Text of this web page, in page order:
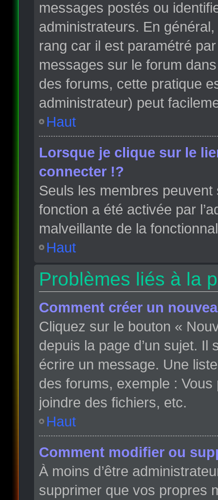
messages postés ou
administrateurs. En
rang car il est paramétré
messages sur le forum
des forums, cette pratique
administrateur) peut
Haut
Lorsque je clique sur le
connecter !?
Seuls les membres
fonction a été activée par
malveillante de la
Haut
Problèmes liés à la
Comment créer un
Cliquez sur le bouton «
depuis la page d’un sujet.
écrire un message. Une
des forums, exemple : Vous
joindre des fichiers, etc.
Haut
Comment modifier ou
À moins d’être
supprimer que vos propres